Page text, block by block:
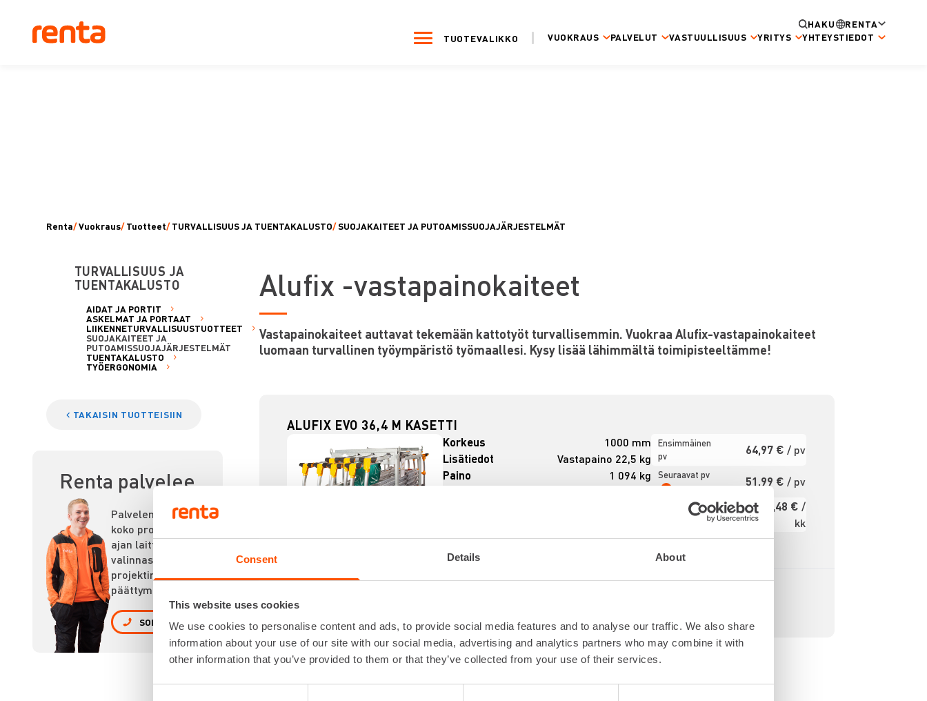
Consent Details About
This website uses cookies
We use cookies to personalise content and ads, to provide social media features and to analyse our traffic. We also share
information about your use of our site with our social media, advertising and analytics partners who may combine it with
other information that you’ve provided to them or that they’ve collected from your use of their services.
HAKU
RENTA
TUOTEVALIKKO
VUOKRAUS PALVELUT VASTUULLISUUS YRITYS YHTEYSTIEDOT
Renta/Vuokraus/ Tuotteet/ TURVALLISUUS JA TUENTAKALUSTO/SUOJAKAITEET JA PUTOAMISSUOJAJÄRJESTELMÄT
TURVALLISUUS JA
TUENTAKALUSTO
AIDAT JA PORTIT
ASKELMAT JA PORTAAT
LIIKENNETURVALLISUUSTUOTTEET
SUOJAKAITEET JA
PUTOAMISSUOJAJÄRJESTELMÄT
TUENTAKALUSTO
TYÖERGONOMIA
TAKAISIN TUOTTEISIIN
Renta palvelee
Palvelemme
koko prosessin
ajan laitteiden
valinnasta
projektin
päättymiseen.
SOITA
Alufix -vastapainokaiteet
Vastapainokaiteet auttavat tekemään kattotyöt turvallisemmin. Vuokraa Alufix-vastapainokaiteet
luomaan turvallinen työympäristö työmaallesi. Kysy lisää lähimmältä toimipisteeltämme!
ALUFIX EVO 36,4 M KASETTI
Korkeus
1000 mm
Lisätiedot
Vastapaino 22,5 kg
Paino
1 094 kg
Ensimmäinen
pv
64,97 € / pv
Seuraavat pv
? 51,99 € / pv
Kuukausi
1.091,48 € /
kk
Alv 0 %